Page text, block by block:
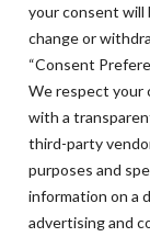
your consent will
change or
“Consent
We respect your
with a
third-party
purposes and
information on a
advertising and
Tien
levensduur